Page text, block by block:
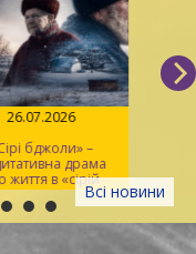
Всі новини
26.07.2026
бджоли» –
драма
життя в «сірій
зоні»